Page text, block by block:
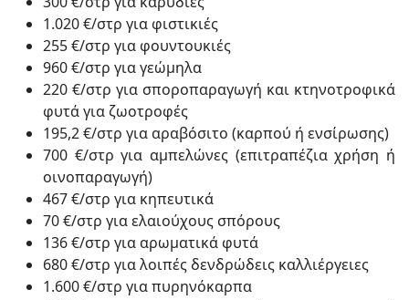
1.020 €/στρ για φιστικιές
255 €/στρ για φουντουκιές
960 €/στρ για γεώμηλα
220 €/στρ για σποροπαραγωγή και κτηνοτροφικά
φυτά για ζωοτροφές
195,2 €/στρ για αραβόσιτο (καρπού ή ενσίρωσης)
700 €/στρ για αμπελώνες (επιτραπέζια χρήση ή
οινοπαραγωγή)
467 €/στρ για κηπευτικά
70 €/στρ για ελαιούχους σπόρους
136 €/στρ για αρωματικά φυτά
680 €/στρ για λοιπές δενδρώδεις καλλιέργειες
1.600 €/στρ για πυρηνόκαρπα